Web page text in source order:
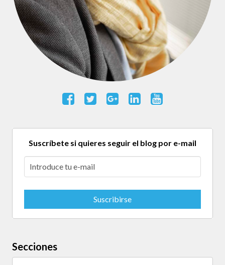
Suscríbete si quieres seguir el blog por e-mail
Secciones